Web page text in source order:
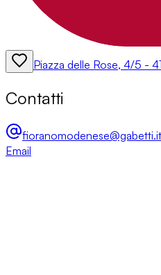
Piazza delle Rose, 4/5 -
Contatti
fioranomodenese@gabetti.it
Email